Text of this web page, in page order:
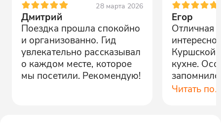
28 марта 2026
Дмитрий
Поездка прошла спокойно
и организованно. Гид
увлекательно рассказывал
о каждом месте, которое
мы посетили. Рекомендую!
Егор
Отличная
Куршской
кухне.
по
Читать